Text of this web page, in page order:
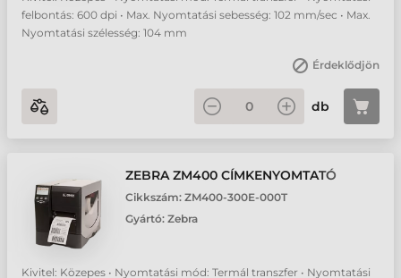
felbontás: 600 dpi • Max. Nyomtatási sebesség: 102 mm/sec • Max.
Nyomtatási szélesség: 104 mm
Érdeklődjön
db
ZEBRA ZM400 CÍMKENYOMTATÓ
Cikkszám: ZM400-300E-000T
Gyártó: Zebra
Kivitel: Közepes • Nyomtatási mód: Termál transzfer • Nyomtatási